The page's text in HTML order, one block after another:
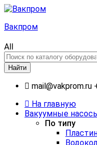
Вакпром
All
Найти
mail@vakprom.ru
На главную
Вакуумные
По типу